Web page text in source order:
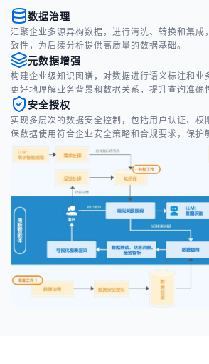
数据治理
汇聚企业多源异构数据，进行清洗、转换和集成
致性，为后续分析提供高质量的数据基础。
元数据增强
构建企业级知识图谱，对数据进行语义标注和业
更好地理解业务背景和数据关系，提升查询准确
安全授权
实现多层次的数据安全控制，包括用户认证、权
保数据使用符合企业安全策略和合规要求，保护